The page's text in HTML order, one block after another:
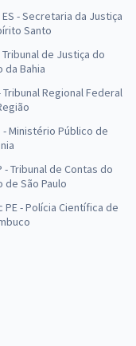
ES - Secretaria da Justiça
Santo
Tribunal de Justiça do
da Bahia
Tribunal Regional Federal
- Ministério Público de
- Tribunal de Contas do
de São Paulo
PE - Polícia Científica de